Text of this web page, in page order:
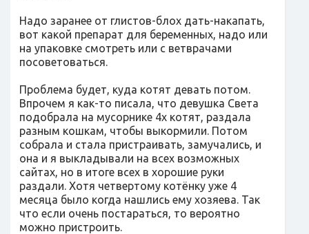
Надо заранее от глистов-блох дать-накапать,
вот какой препарат для беременных, надо или
на упаковке смотреть или с ветврачами
посоветоваться.
Проблема будет, куда котят девать потом.
Впрочем я как-то писала, что девушка Света
подобрала на мусорнике 4х котят, раздала
разным кошкам, чтобы выкормили. Потом
собрала и стала пристраивать, замучались, и
она и я выкладывали на всех возможных
сайтах, но в итоге всех в хорошие руки
раздали. Хотя четвертому котёнку уже 4
месяца было когда нашлись ему хозяева. Так
что если очень постараться, то вероятно
можно пристроить.